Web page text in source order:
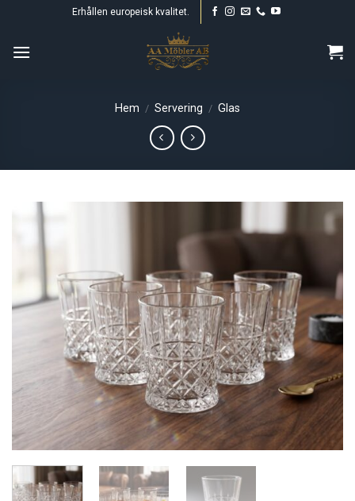
content
Erhållen europeisk kvalitet.
Hem / Servering / Glas